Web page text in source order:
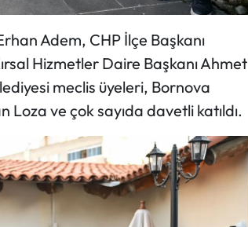
Adem, CHP İlçe Başkanı
Hizmetler Daire Başkanı Ahmet
meclis üyeleri, Bornova
ve çok sayıda davetli katıldı.